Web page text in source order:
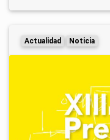
Actualidad Noticia